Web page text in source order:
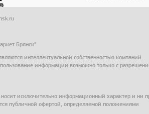
Брянск"
интеллектуальной собственностью компаний.
информации возможно только с
исключительно информационный характер и ни
публичной офертой, определяемой положениями